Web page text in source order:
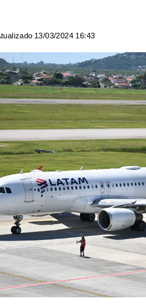
13/03/2024 16:43